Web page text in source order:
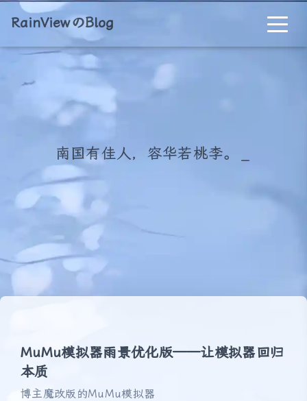
RainViewのBlog
南国有佳人，容华若桃李。
MuMu模拟器雨景优化版——让模拟器回归
本质
博主魔改版的MuMu模拟器